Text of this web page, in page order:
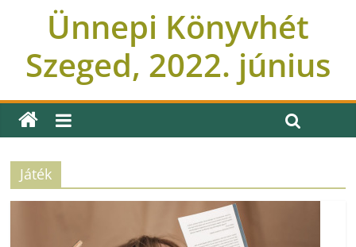
Ünnepi Könyvhét
Szeged, 2022. június
Játék